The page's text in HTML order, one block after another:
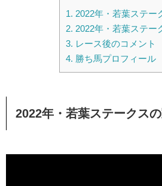
1. 2022年・若葉ステー
2. 2022年・若葉ステー
3. レース後のコメント
4. 勝ち馬プロフィール
2022年・若葉ステークス